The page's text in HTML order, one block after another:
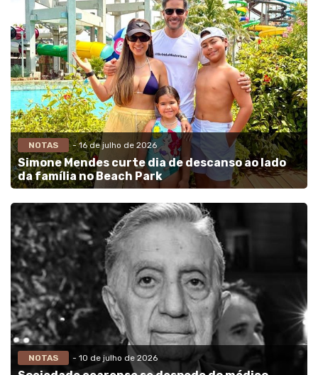
NOTAS - 16 de julho de 2026
Simone Mendes curte dia de descanso ao lado
da família no Beach Park
NOTAS - 10 de julho de 2026